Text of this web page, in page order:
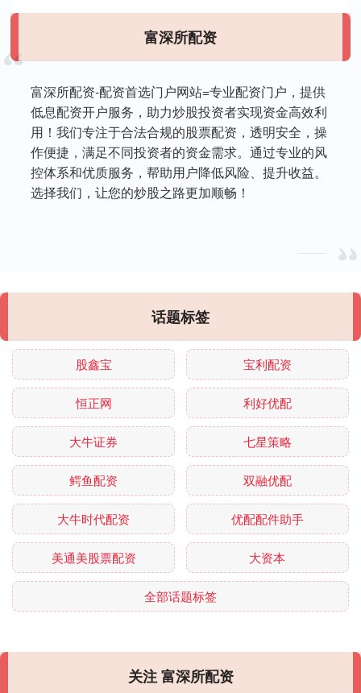
富深所配资
富深所配资-配资首选门户网站=专业配资门户，提供
低息配资开户服务，助力炒股投资者实现资金高效利
用！我们专注于合法合规的股票配资，透明安全，操
作便捷，满足不同投资者的资金需求。通过专业的风
控体系和优质服务，帮助用户降低风险、提升收益。
选择我们，让您的炒股之路更加顺畅！
话题标签
股鑫宝 宝利配资
恒正网 利好优配
大牛证券 七星策略
鳄鱼配资 双融优配
大牛时代配资 优配配件助手
美通美股票配资 大资本
全部话题标签
关注 富深所配资